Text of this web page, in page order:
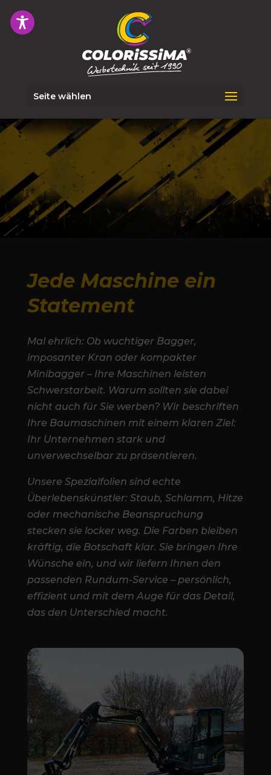
Seite wählen
Jede Maschine ein
Statement
Mal ehrlich: Ob wuchtiger Bagger,
imposanter Kran oder kompakter
Minibagger – Ihre Maschinen leisten
Schwerstarbeit. Warum sollten sie dabei
nicht auch für Sie werben? Wir beschriften
Ihre Baumaschinen mit einem klaren Ziel:
Ihr Unternehmen stark und
unverwechselbar zu präsentieren.
Unsere Spezialfolien sind echte
Überlebenskünstler: Staub, Schlamm, Hitze
oder mechanische Beanspruchung
stecken sie locker weg. Die Farben bleiben
kräftig, die Botschaft klar. Sie bringen Ihre
Wünsche ein, und wir liefern Ihnen den
passenden Rundum-Service – persönlich,
effizient und mit dem Auge für das Detail,
das den Unterschied macht.